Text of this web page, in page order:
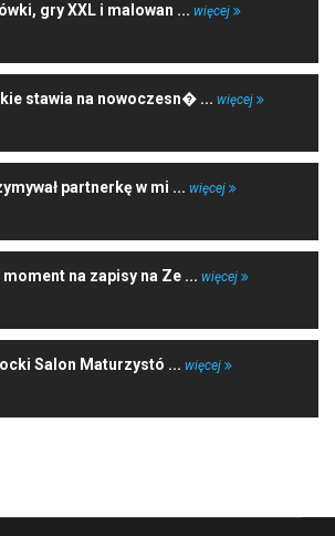
gry XXL i malowan ... więcej
stawia na nowoczesn� ... więcej
partnerkę w mi ... więcej
na zapisy na Ze ... więcej
Salon Maturzystó ... więcej